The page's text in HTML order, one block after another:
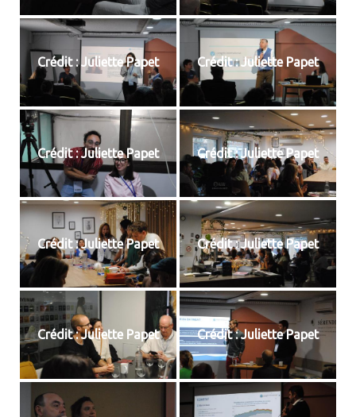
Crédit : Juliette Papet Crédit : Juliette Papet
Crédit : Juliette Papet Crédit : Juliette Papet
Crédit : Juliette Papet Crédit : Juliette Papet
Crédit : Juliette Papet Crédit : Juliette Papet